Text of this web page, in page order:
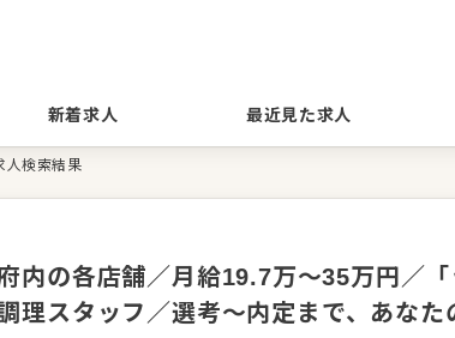
新着求人 最近見た求人
人検索結果
内の各店舗／月給19.7万～35万円／
理スタッフ／選考～内定まで、あなた